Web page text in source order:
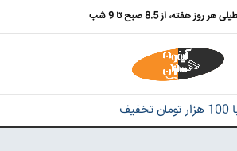
روز هفته، از 8.5 صبح تا 9 شب